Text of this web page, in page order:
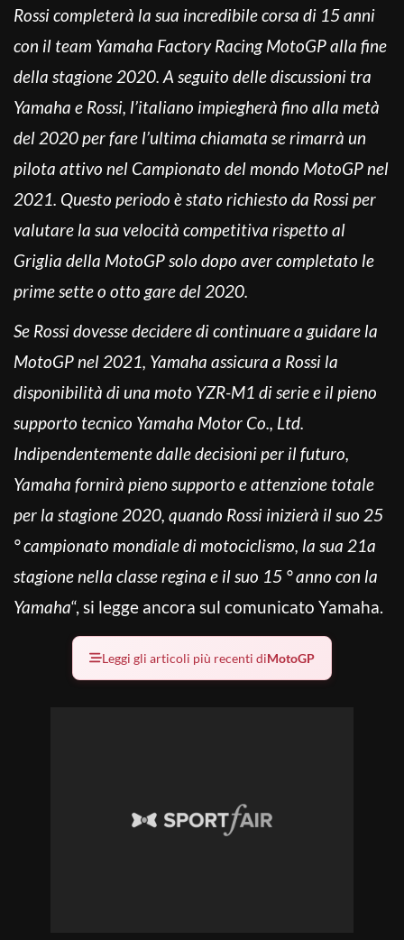
Rossi completerà la sua incredibile corsa di 15 anni
con il team Yamaha Factory Racing MotoGP alla fine
della stagione 2020. A seguito delle discussioni tra
Yamaha e Rossi, l’italiano impiegherà fino alla metà
del 2020 per fare l’ultima chiamata se rimarrà un
pilota attivo nel Campionato del mondo MotoGP nel
2021. Questo periodo è stato richiesto da Rossi per
valutare la sua velocità competitiva rispetto al
Griglia della MotoGP solo dopo aver completato le
prime sette o otto gare del 2020.
Se Rossi dovesse decidere di continuare a guidare la
MotoGP nel 2021, Yamaha assicura a Rossi la
disponibilità di una moto YZR-M1 di serie e il pieno
supporto tecnico Yamaha Motor Co., Ltd.
Indipendentemente dalle decisioni per il futuro,
Yamaha fornirà pieno supporto e attenzione totale
per la stagione 2020, quando Rossi inizierà il suo 25
° campionato mondiale di motociclismo, la sua 21a
stagione nella classe regina e il suo 15 ° anno con la
Yamaha“, si legge ancora sul comunicato Yamaha.
Leggi gli articoli più recenti diMotoGP